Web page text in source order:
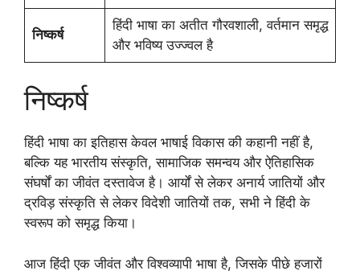
निष्कर्ष
हिंदी भाषा का अतीत गौरवशाली, वर्तमान समृद्ध
और भविष्य उज्ज्वल है
निष्कर्ष
हिंदी भाषा का इतिहास केवल भाषाई विकास की कहानी नहीं है,
बल्कि यह भारतीय संस्कृति, सामाजिक समन्वय और ऐतिहासिक
संघर्षों का जीवंत दस्तावेज है। आर्यों से लेकर अनार्य जातियों और
द्रविड़ संस्कृति से लेकर विदेशी जातियों तक, सभी ने हिंदी के
स्वरूप को समृद्ध किया।
आज हिंदी एक जीवंत और विश्वव्यापी भाषा है, जिसके पीछे हजारों